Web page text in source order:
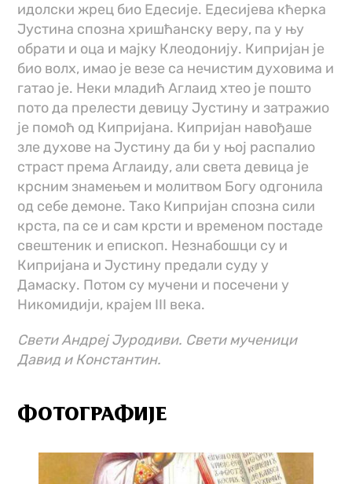
идолски жрец био Едесије. Едесијева кћерка
Јустина спозна хришћанску веру, па у њу
обрати и оца и мајку Клеодонију. Кипријан је
био волх, имао је везе са нечистим духовима и
гатао је. Неки младић Аглаид хтео је пошто
пото да прелести девицу Јустину и затражио
је помоћ од Кипријана. Кипријан навођаше
зле духове на Јустину да би у њој распалио
страст према Аглаиду, али света девица је
крсним знамењем и молитвом Богу одгонила
од себе демоне. Тако Кипријан спозна сили
крста, па се и сам крсти и временом постаде
свештеник и епископ. Незнабошци су и
Кипријана и Јустину предали суду у
Дамаску. Потом су мучени и посечени у
Никомидији, крајем III века.
Свети Андреј Јуродиви. Свети мученици
Давид и Константин.
ФОТОГРАФИЈЕ